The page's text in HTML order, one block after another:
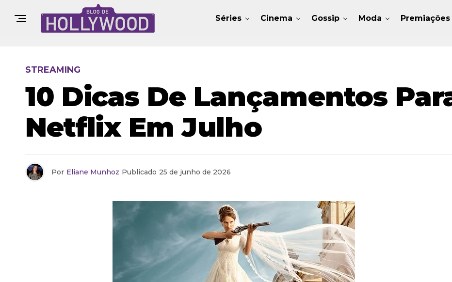
Séries Cinema Gossip Moda Premiações
STREAMING
10 Dicas De Lançamentos
Netflix Em Julho
Por Eliane Munhoz Publicado 25 de junho de 2026